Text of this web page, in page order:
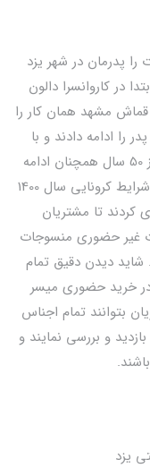
را پدرمان در شهر یزد
در کاروانسرا دالون
قماش مشهد همان کار را
را ادامه دادند و با
فروش انواع روفرشی و حوله، شغل پدر بعد از 50 سال همچنان ادامه
دارد. حال فرزندان برای ارائه خدمات بهتر در شرایط کرونایی سال 1400
کردند تا مشتریان
غیر حضوری منسوجات
شاید دیدن دقیق تمام
خرید حضوری میسر
بتوانند تمام اجناس
و بررسی نمایند و
یزد